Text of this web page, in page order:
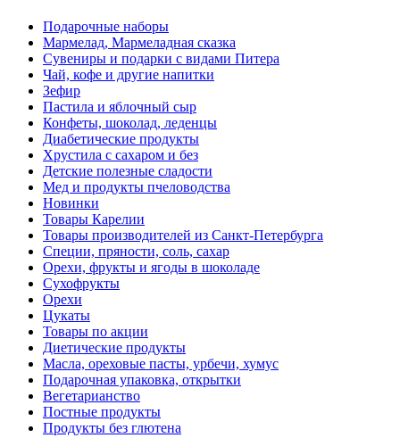
Подарочные наборы
Мармелад, Мармеладная сказка
Сувениры и подарки с видами Питера
Чай, кофе и другие напитки
Зефир
Пастила и яблочный сыр
Конфеты, шоколад, леденцы
Диабетические продукты
Хрустила с сахаром и без
Детские полезные сладости
Мед и продукты пчеловодства
Новинки
Товары Карелии
Товары производителей из Санкт-Петербурга
Специи, пряности, соль, сахар
Орехи, фрукты и ягоды в шоколаде
Сухофрукты
Орехи
Цукаты
Товары по акции
Диетические продукты
Масла, ореховые пасты, урбечи, хумус
Подарочная упаковка, открытки
Вегетарианство
Постные продукты
Продукты без глютена